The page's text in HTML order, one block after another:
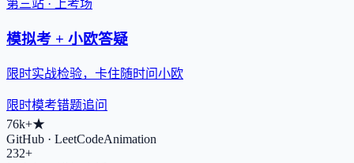
第三站 · 上考场
模拟考 + 小欧答疑
限时实战检验，卡住随时问小欧
限时模考错题追问
76k+★
GitHub · LeetCodeAnimation
232+